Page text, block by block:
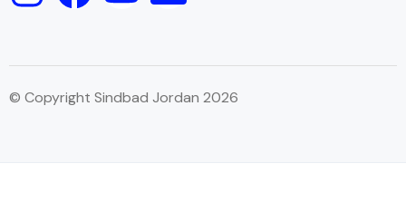
© Copyright Sindbad Jordan 2026